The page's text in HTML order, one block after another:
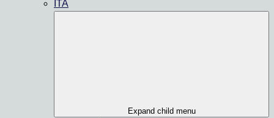
ITA
Expand child menu